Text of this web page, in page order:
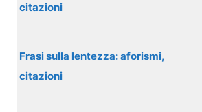
citazioni
Frasi sulla lentezza: aforismi,
citazioni